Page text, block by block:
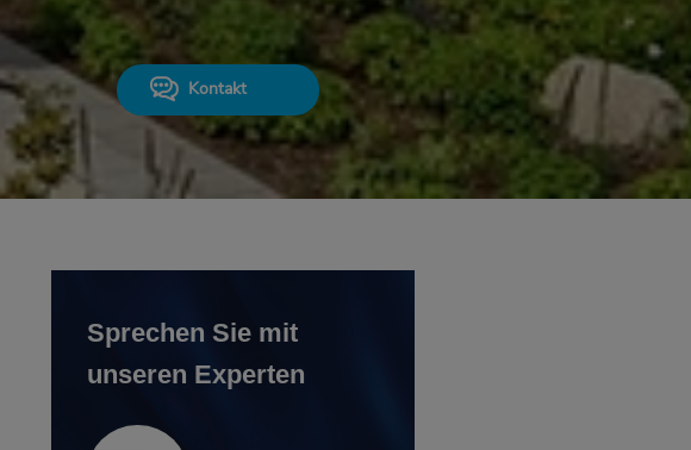
Kontakt
Sprechen Sie mit
unseren Experten